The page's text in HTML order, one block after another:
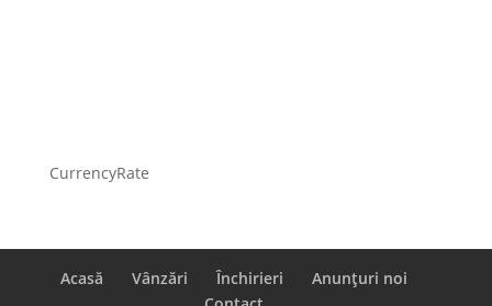
CurrencyRate
Acasă Vânzări Închirieri
Anunțuri noi